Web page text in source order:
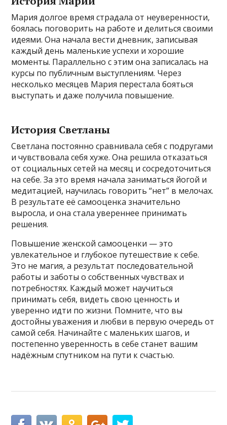
Мария долгое время страдала от неуверенности,
боялась поговорить на работе и делиться своими
идеями. Она начала вести дневник, записывая
каждый день маленькие успехи и хорошие
моменты. Параллельно с этим она записалась на
курсы по публичным выступлениям. Через
несколько месяцев Мария перестала бояться
выступать и даже получила повышение.
История Светланы
Светлана постоянно сравнивала себя с подругами
и чувствовала себя хуже. Она решила отказаться
от социальных сетей на месяц и сосредоточиться
на себе. За это время начала заниматься йогой и
медитацией, научилась говорить “нет” в мелочах.
В результате её самооценка значительно
выросла, и она стала увереннее принимать
решения.
Повышение женской самооценки — это
увлекательное и глубокое путешествие к себе.
Это не магия, а результат последовательной
работы и заботы о собственных чувствах и
потребностях. Каждый может научиться
принимать себя, видеть свою ценность и
уверенно идти по жизни. Помните, что вы
достойны уважения и любви в первую очередь от
самой себя. Начинайте с маленьких шагов, и
постепенно уверенность в себе станет вашим
надёжным спутником на пути к счастью.